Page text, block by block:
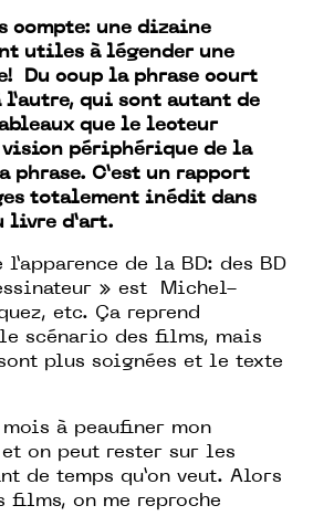
compte: une dizaine
utiles à légender une
Du coup la phrase court
l’autre, qui sont autant de
que le lecteur
vision périphérique de la
phrase. C’est un rapport
totalement inédit dans
livre d’art.
l’apparence de la BD: des BD
» est Michel-
etc. Ça reprend
scénario des films, mais
plus soignées et le texte
mois à peaufiner mon
on peut rester sur les
de temps qu’on veut. Alors
films, on me reproche